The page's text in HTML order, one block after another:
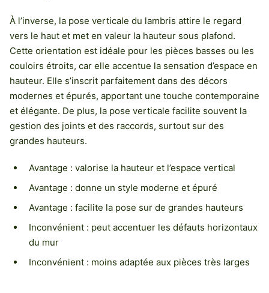
À l’inverse, la pose verticale du lambris attire le regard
vers le haut et met en valeur la hauteur sous plafond.
Cette orientation est idéale pour les pièces basses ou les
couloirs étroits, car elle accentue la sensation d’espace en
hauteur. Elle s’inscrit parfaitement dans des décors
modernes et épurés, apportant une touche contemporaine
et élégante. De plus, la pose verticale facilite souvent la
gestion des joints et des raccords, surtout sur des
grandes hauteurs.
Avantage : valorise la hauteur et l’espace vertical
Avantage : donne un style moderne et épuré
Avantage : facilite la pose sur de grandes hauteurs
Inconvénient : peut accentuer les défauts horizontaux
du mur
Inconvénient : moins adaptée aux pièces très larges